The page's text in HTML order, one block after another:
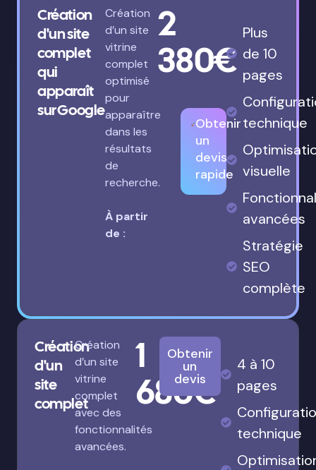
Création
d'un site
complet
qui
apparaît
sur Google
Création
d’un site
vitrine
complet
optimisé
pour
apparaître
dans les
résultats
de
recherche.
À partir
de :
2
380€
Obtenir
un
devis
rapide
Plus
de 10
pages
technique
visuelle
avancées
Stratégie
SEO
complète
Création
d'un
site
complet
Création
d’un site
vitrine
complet
avec des
fonctionnalités
avancées.
1
680€
Obtenir
un
devis
4 à 10
pages
technique